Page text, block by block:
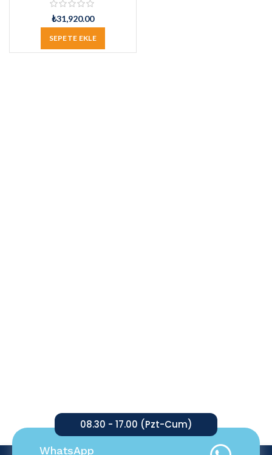
₺31,920.00
SEPETE EKLE
08.30 - 17.00 (Pzt-Cum)
WhatsApp